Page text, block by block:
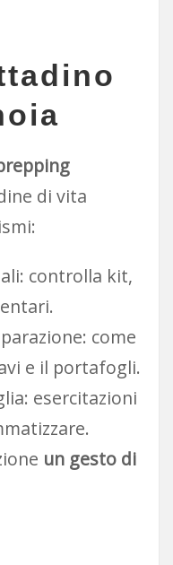
di vita
controlla kit,
come
e il portafogli.
esercitazioni
un gesto di